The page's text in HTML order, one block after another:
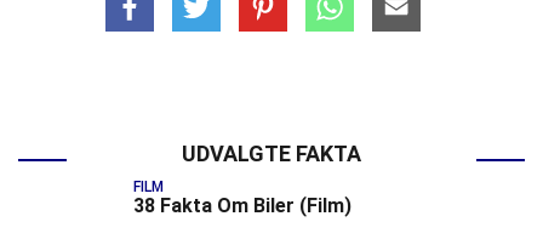
UDVALGTE FAKTA
FILM
38 Fakta Om Biler (Film)